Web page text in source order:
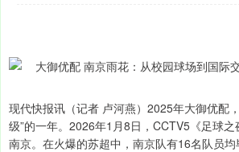
现代快报讯（记者 卢河燕）2025年大御优配
级”的一年。2026年1月8日，CCTV5《足球
南京。在火爆的苏超中，南京队有16名队员